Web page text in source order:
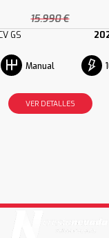
15.990 €
GS
Manual
VER DETALLES